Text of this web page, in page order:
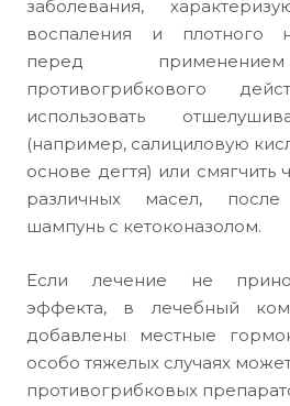
заболевания,
воспаления и плотного
перед
противогрибкового
использовать
(например, салициловую
основе дегтя) или
различных масел,
шампунь с кетоконазолом.
Если лечение не
эффекта, в лечебный
добавлены местные
особо тяжелых случаях
противогрибковых